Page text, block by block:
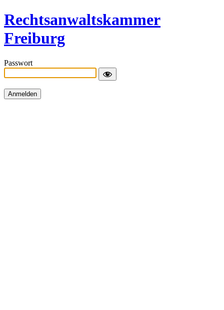
Rechtsanwaltskammer
Freiburg
Passwort